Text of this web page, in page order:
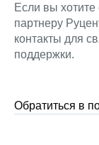
Если вы
партнеру
контакты для
поддержки.
Обратиться в